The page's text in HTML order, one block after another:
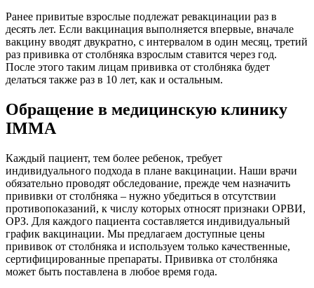
Ранее привитые взрослые подлежат ревакцинации раз в
десять лет. Если вакцинация выполняется впервые, вначале
вакцину вводят двукратно, с интервалом в один месяц, третий
раз прививка от столбняка взрослым ставится через год.
После этого таким лицам прививка от столбняка будет
делаться также раз в 10 лет, как и остальным.
Обращение в медицинскую клинику
IMMA
Каждый пациент, тем более ребенок, требует
индивидуального подхода в плане вакцинации. Наши врачи
обязательно проводят обследование, прежде чем назначить
прививки от столбняка – нужно убедиться в отсутствии
противопоказаний, к числу которых относят признаки ОРВИ,
ОРЗ. Для каждого пациента составляется индивидуальный
график вакцинации. Мы предлагаем доступные цены
прививок от столбняка и используем только качественные,
сертифицированные препараты. Прививка от столбняка
может быть поставлена в любое время года.